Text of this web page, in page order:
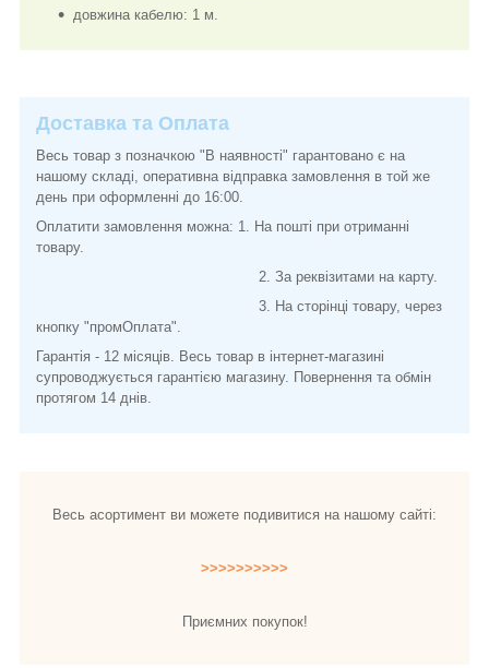
довжина кабелю: 1 м.
Доставка та Оплата
Весь товар з позначкою "В наявності" гарантовано є на
нашому складі, оперативна відправка замовлення в той же
день при оформленні до 16:00.
Оплатити замовлення можна: 1. На пошті при отриманні
товару.
2. За реквізитами на карту.
3. На сторінці товару, через
кнопку "промОплата".
Гарантія - 12 місяців. Весь товар в інтернет-магазині
супроводжується гарантією магазину. Повернення та обмін
протягом 14 днів.
Весь асортимент ви можете подивитися на нашому сайті:
>>>>>>>>>>
Приємних покупок!